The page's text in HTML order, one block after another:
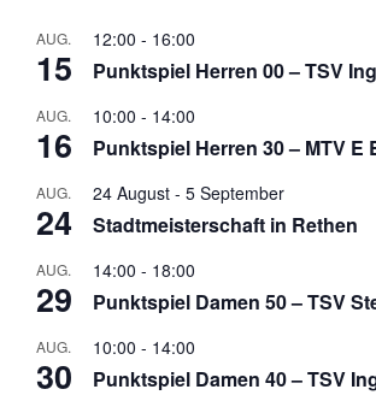
AUG.
15
12:00 - 16:00
Punktspiel Herren 00 – TSV
AUG.
16
10:00 - 14:00
Punktspiel Herren 30 – MTV E
AUG.
24
24 August- 5 September
Stadtmeisterschaft in Rethen
AUG.
29
14:00 - 18:00
Punktspiel Damen 50 – TSV
AUG.
30
10:00 - 14:00
Punktspiel Damen 40 – TSV